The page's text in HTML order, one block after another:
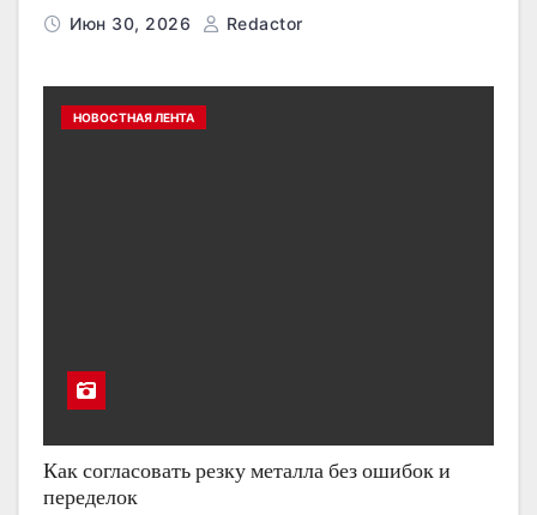
Июн 30, 2026 Redactor
НОВОСТНАЯ ЛЕНТА
Как согласовать резку металла без ошибок и
переделок